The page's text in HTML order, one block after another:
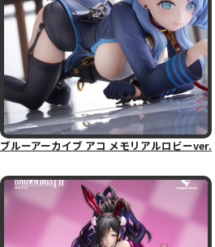
ブルーアーカイブ アコ メモリアルロビーver.